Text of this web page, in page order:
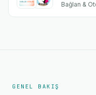
Bağlan &
GENEL BAKIŞ